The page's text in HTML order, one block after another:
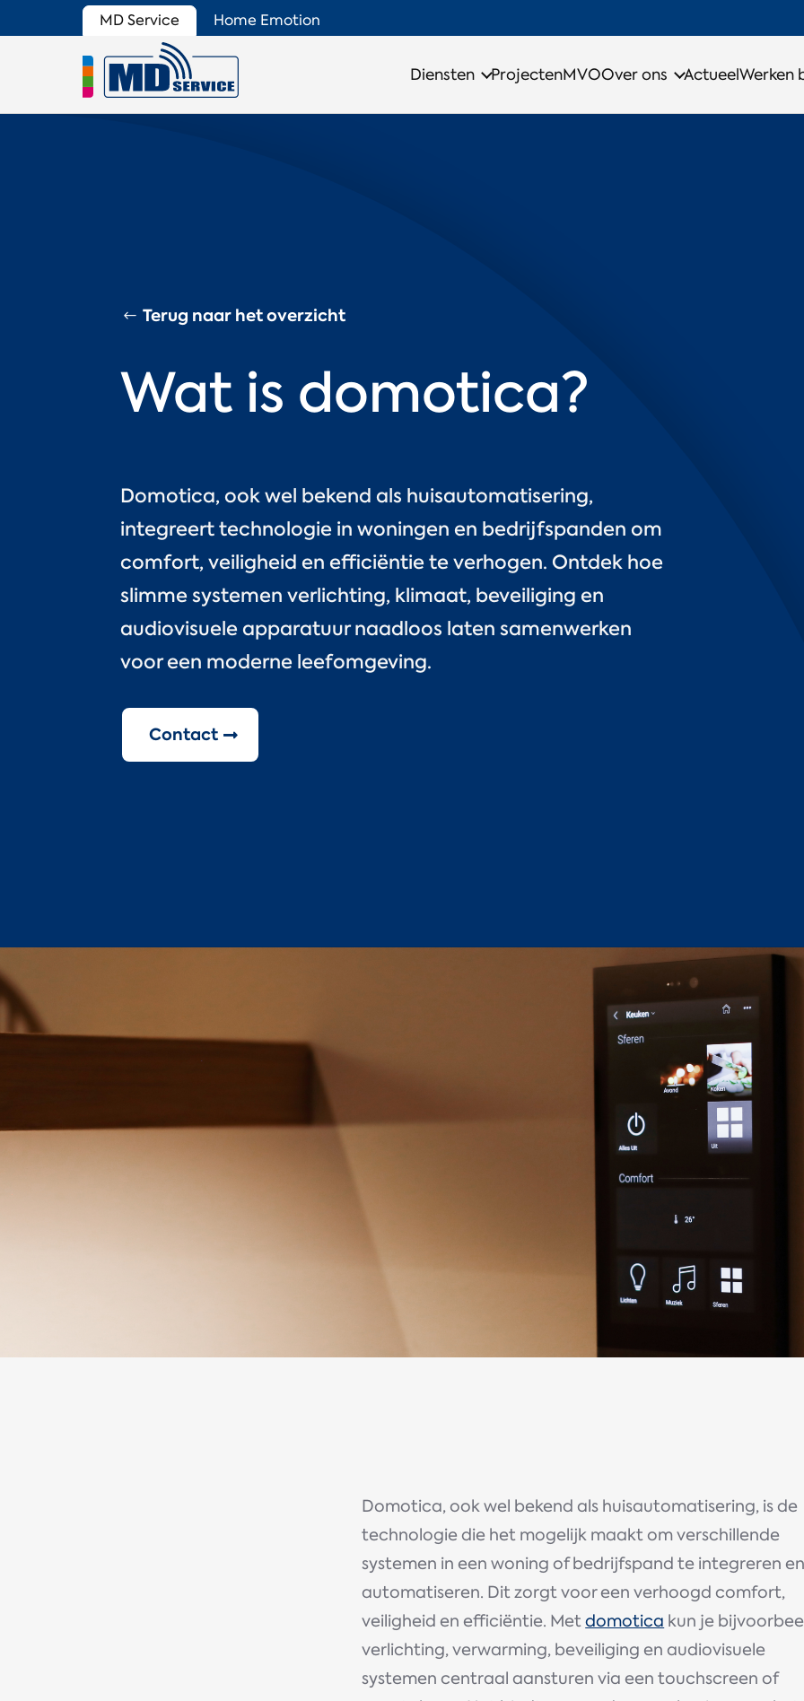
MD Service Home Emotion
Diensten ProjectenMVOOver ons ActueelWerken
Terug naar het overzicht
Wat is domotica?
Domotica, ook wel bekend als huisautomatisering,
integreert technologie in woningen en bedrijfspanden om
comfort, veiligheid en efficiëntie te verhogen. Ontdek hoe
slimme systemen verlichting, klimaat, beveiliging en
audiovisuele apparatuur naadloos laten samenwerken
voor een moderne leefomgeving.
Contact
Domotica, ook wel bekend als huisautomatisering, is de
technologie die het mogelijk maakt om verschillende
systemen in een woning of bedrijfspand te integreren
automatiseren. Dit zorgt voor een verhoogd comfort,
veiligheid en efficiëntie. Metdomotica kun je
verlichting, verwarming, beveiliging en audiovisuele
systemen centraal aansturen via een touchscreen of